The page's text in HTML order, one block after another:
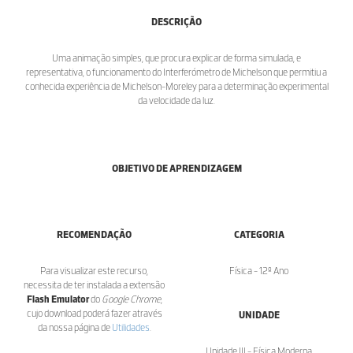
DESCRIÇÃO
Uma animação simples, que procura explicar de forma simulada, e
representativa, o funcionamento do Interferómetro de Michelson que permitiu a
conhecida experiência de Michelson-Moreley para a determinação experimental
da velocidade da luz.
OBJETIVO DE APRENDIZAGEM
RECOMENDAÇÃO
Para visualizar este recurso,
necessita de ter instalada a extensão
Flash Emulatordo Google Chrome,
cujo download poderá fazer através
da nossa página de Utilidades
CATEGORIA
Física - 12º Ano
UNIDADE